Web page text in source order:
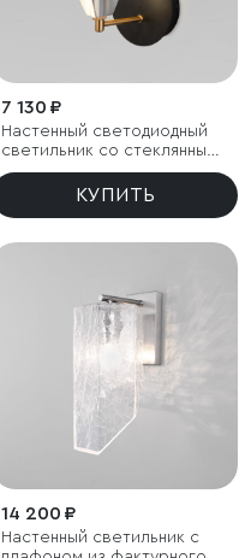
7 130 ₽
Настенный светодиодный
светильник со стеклянным
плафоном
КУПИТЬ
14 200 ₽
Настенный светильник с